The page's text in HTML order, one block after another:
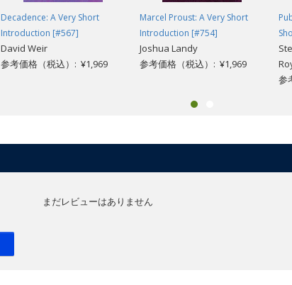
Decadence: A Very Short
Introduction [#567]
David Weir
参考価格（税込）: ¥1,969
Marcel Proust: A Very Short
Introduction [#754]
Joshua Landy
参考価格（税込）: ¥1,969
参
まだレビューはありません